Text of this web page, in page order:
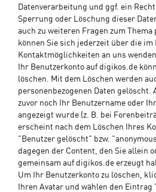
Datenverarbeitung und ggf. ein
Sperrung oder Löschung dieser
auch zu weiteren Fragen zum Thema
können Sie sich jederzeit über die
Kontaktmöglichkeiten an uns
Ihr Benutzerkonto auf digikos.de
löschen. Mit dem Löschen werden
personenbezogenen Daten gelöscht.
zuvor noch Ihr Benutzername oder
angezeigt wurde (z. B. bei
erscheint nach dem Löschen Ihres
"Benutzer gelöscht" bzw.
dagegen der Content, den Sie allein
gemeinsam auf digikos.de erzeugt
Um Ihr Benutzerkonto zu löschen,
Ihren Avatar und wählen den